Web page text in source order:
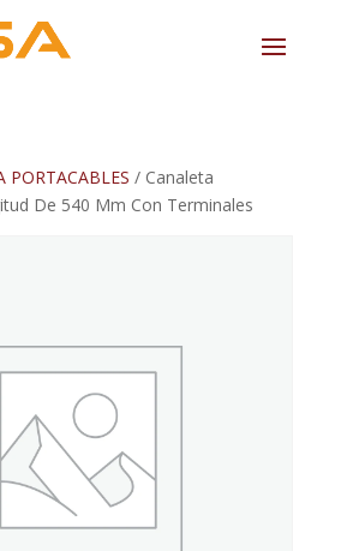
PORTACABLES / Canaleta
De 540 Mm Con Terminales